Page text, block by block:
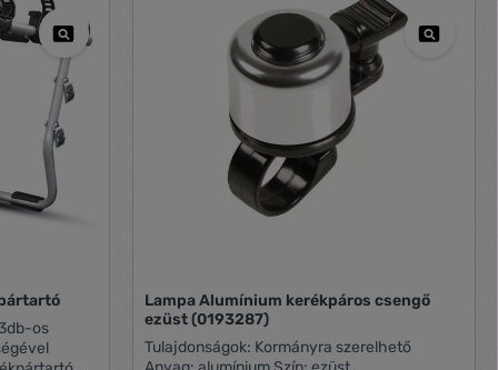
Lampa Alumínium kerékpáros csengő
ezüst (0193287)
Tulajdonságok: Kormányra szerelhető